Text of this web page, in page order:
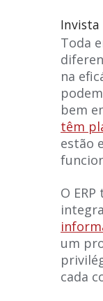
Invista
Toda
na
bem
têm
estão
O
um
cada